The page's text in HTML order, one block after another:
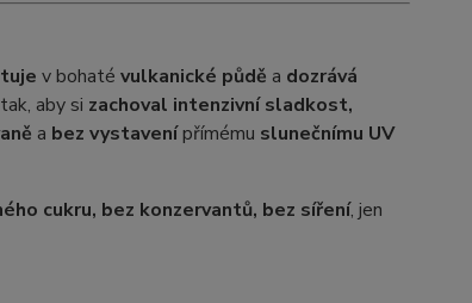
v bohaté vulkanické půdě a dozrává
tak, aby si zachoval intenzivní sladkost,
a bez vystavenípřímému slunečnímu UV
cukru, bez konzervantů, bez síření, jen